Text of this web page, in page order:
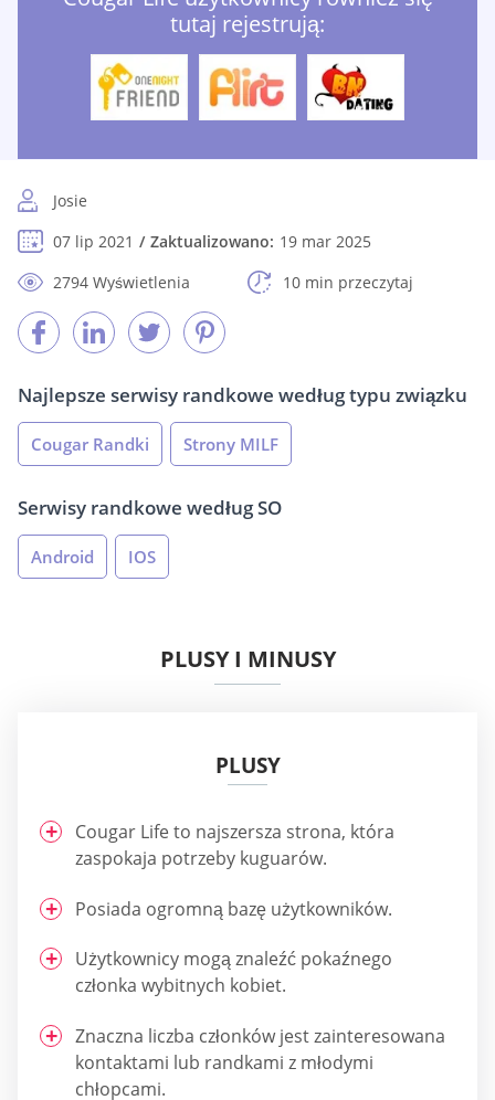
tutaj rejestrują:
Josie
07 lip 2021
Zaktualizowano: 19 mar 2025
2794 Wyświetlenia
10 min przeczytaj
Najlepsze serwisy randkowe według typu związku
Cougar Randki Strony MILF
Serwisy randkowe według SO
Android IOS
PLUSY I MINUSY
PLUSY
Cougar Life to najszersza strona, która
zaspokaja potrzeby kuguarów.
Posiada ogromną bazę użytkowników.
Użytkownicy mogą znaleźć pokaźnego
członka wybitnych kobiet.
Znaczna liczba członków jest zainteresowana
kontaktami lub randkami z młodymi
chłopcami.